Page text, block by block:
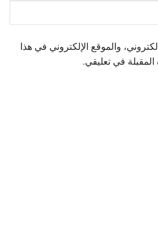
والموقع الإلكتروني في هذا
في تعليقي.